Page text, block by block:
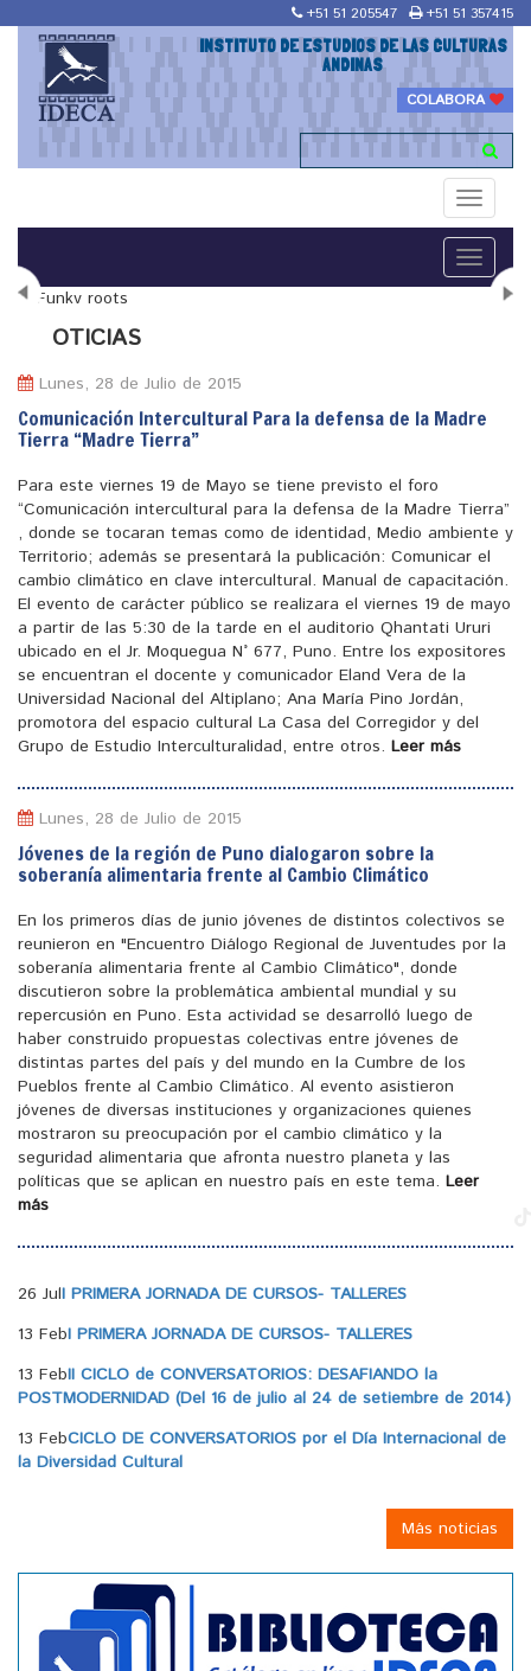
+51 51 205547 +51 51 357415
INSTITUTO DE ESTUDIOS DE LAS CULTURAS
ANDINAS
COLABORA
Toggle
Toggle
"Maestría en Religiones y culturas Andinas"
OTICIAS
Lunes, 28 de Julio de 2015
Comunicación Intercultural Para la defensa de la Madre
Tierra “Madre Tierra”
Para este viernes 19 de Mayo se tiene previsto el foro
“Comunicación intercultural para la defensa de la Madre Tierra”
, donde se tocaran temas como de identidad, Medio ambiente y
Territorio; además se presentará la publicación: Comunicar el
cambio climático en clave intercultural. Manual de capacitación.
El evento de carácter público se realizara el viernes 19 de mayo
a partir de las 5:30 de la tarde en el auditorio Qhantati Ururi
ubicado en el Jr. Moquegua N° 677, Puno. Entre los expositores
se encuentran el docente y comunicador Eland Vera de la
Universidad Nacional del Altiplano; Ana María Pino Jordán,
promotora del espacio cultural La Casa del Corregidor y del
Grupo de Estudio Interculturalidad, entre otros. Leer más
Lunes, 28 de Julio de 2015
Jóvenes de la región de Puno dialogaron sobre la
soberanía alimentaria frente al Cambio Climático
En los primeros días de junio jóvenes de distintos colectivos se
reunieron en "Encuentro Diálogo Regional de Juventudes por la
soberanía alimentaria frente al Cambio Climático", donde
discutieron sobre la problemática ambiental mundial y su
repercusión en Puno. Esta actividad se desarrolló luego de
haber construido propuestas colectivas entre jóvenes de
distintas partes del país y del mundo en la Cumbre de los
Pueblos frente al Cambio Climático. Al evento asistieron
jóvenes de diversas instituciones y organizaciones quienes
mostraron su preocupación por el cambio climático y la
seguridad alimentaria que afronta nuestro planeta y las
políticas que se aplican en nuestro país en este tema. Leer
más
26 JulI PRIMERA JORNADA DE CURSOS- TALLERES
13 FebI PRIMERA JORNADA DE CURSOS- TALLERES
13 FebII CICLO de CONVERSATORIOS: DESAFIANDO la
POSTMODERNIDAD (Del 16 de julio al 24 de setiembre de 2014)
13 FebCICLO DE CONVERSATORIOS por el Día Internacional de
la Diversidad Cultural
Más noticias